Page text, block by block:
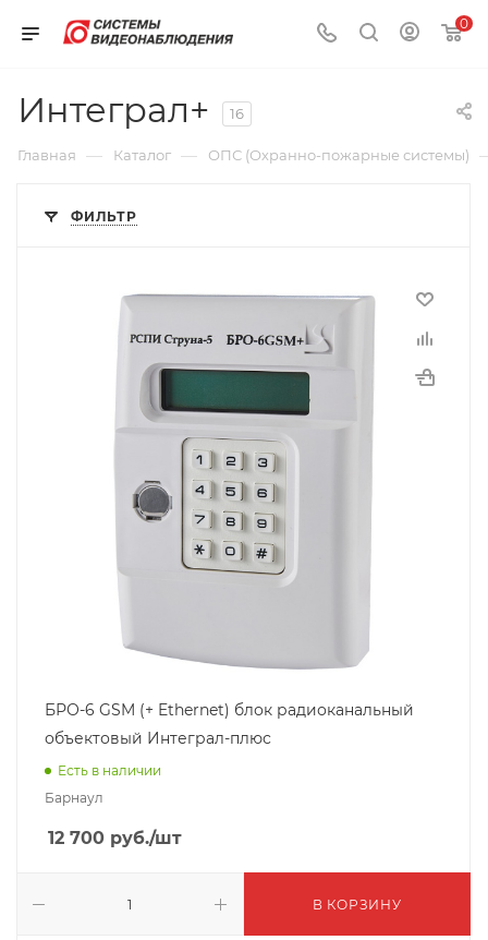
0
Интеграл+ 16
Главная — Каталог — ОПС (Охранно-пожарные системы)
ФИЛЬТР
БРО-6 GSM (+ Ethernet) блок радиоканальный
объектовый Интеграл-плюс
Есть в наличии
Барнаул
12 700 руб./шт
В КОРЗИНУ